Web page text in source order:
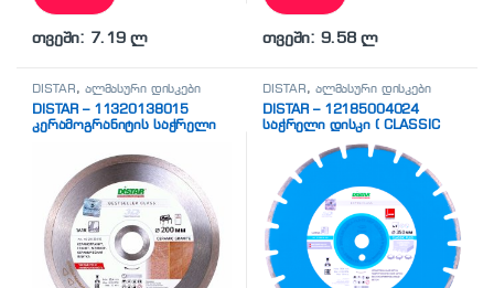
თვეში: 7.19 ლ თვეში: 9.58 ლ
DISTAR, ალმასური დისკები
DISTAR – 11320138015
კერამოგრანიტის საჭრელი
DISTAR, ალმასური დისკები
DISTAR – 12185004024
საჭრელი დისკი ( CLASSIC